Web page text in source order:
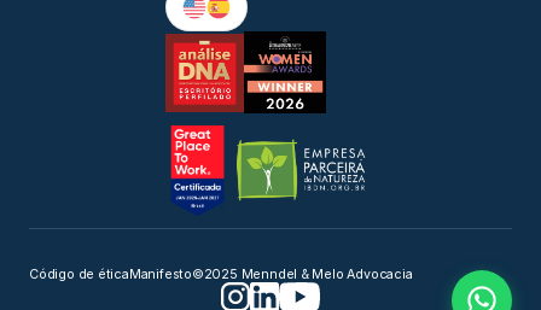
Código de éticaManifesto©2025 Menndel & Melo Advocacia
Fale com o Jurídico
Dúvidas jurídicas